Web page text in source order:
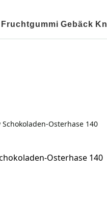
Fruchtgummi Gebäck
Osterhase 140